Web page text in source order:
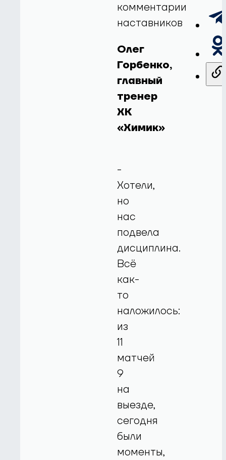
комментарии
наставников
Олег
Горбенко,
главный
тренер
ХК
«Химик»
-
Хотели,
но
нас
подвела
дисциплина.
Всё
как-
то
наложилось:
из
11
матчей
9
на
выезде,
сегодня
были
моменты,